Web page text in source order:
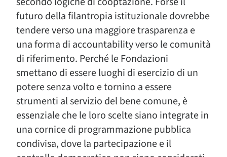
futuro della filantropia istituzionale dovrebbe
tendere verso una maggiore trasparenza e
una forma di accountability verso le comunità
di riferimento. Perché le Fondazioni
smettano di essere luoghi di esercizio di un
potere senza volto e tornino a essere
strumenti al servizio del bene comune, è
essenziale che le loro scelte siano integrate in
una cornice di programmazione pubblica
condivisa, dove la partecipazione e il